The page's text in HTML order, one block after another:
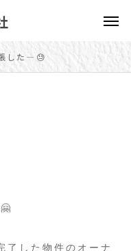
した―😓
了した物件のオーナ